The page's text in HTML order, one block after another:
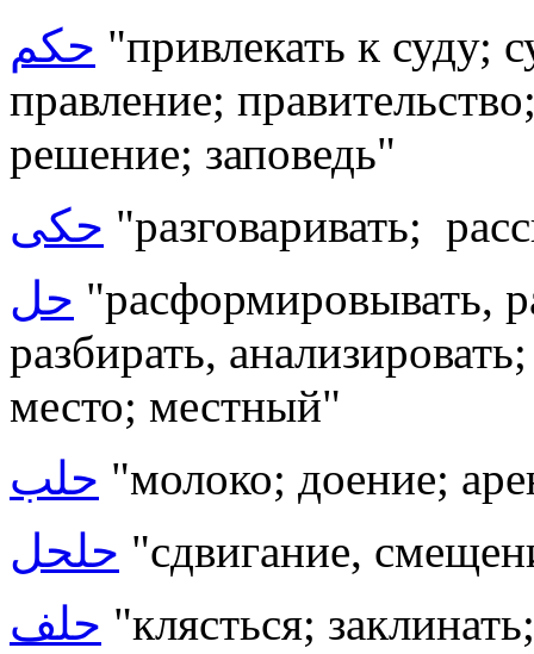
حكم "привлекать к суду;
правление;
решение; заповедь"
حكى "разговаривать;
حل "расформировывать,
разбирать,
место; местный"
حلب "молоко; доение;
حلحل "сдвигание,
حلف "клясться;